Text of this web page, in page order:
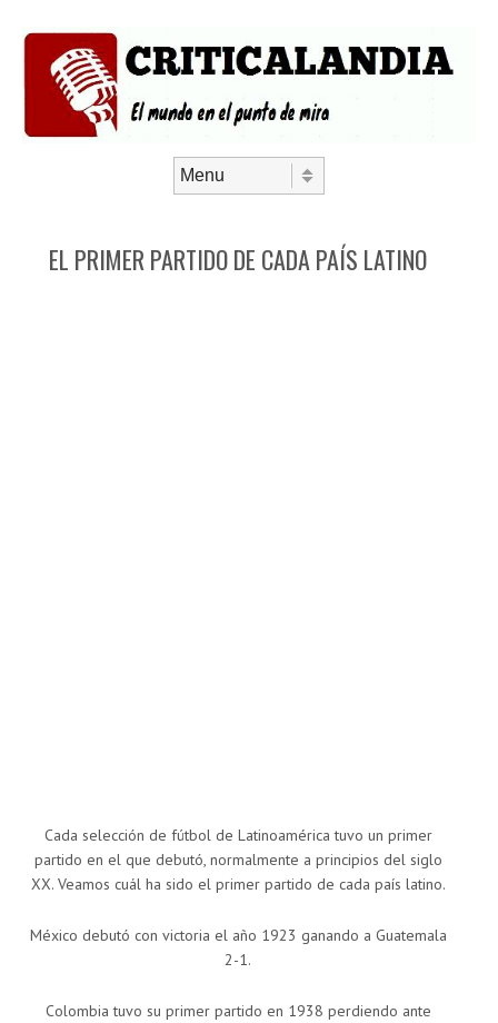
EL PRIMER PARTIDO DE CADA PAÍS LATINO
Cada selección de fútbol de Latinoamérica tuvo un primer
partido en el que debutó, normalmente a principios del siglo
XX. Veamos cuál ha sido el primer partido de cada país latino.
México debutó con victoria el año 1923 ganando a Guatemala
2-1.
Colombia tuvo su primer partido en 1938 perdiendo ante